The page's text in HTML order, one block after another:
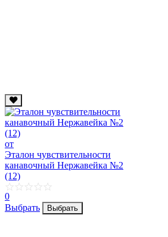
от
Эталон чувствительности
канавочный Нержавейка №2
(12)
0
Выбрать
Выбрать